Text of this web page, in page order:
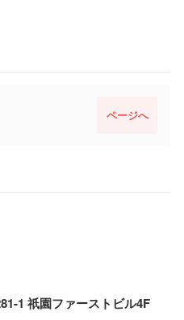
ページへ
1 祇園ファーストビル4F